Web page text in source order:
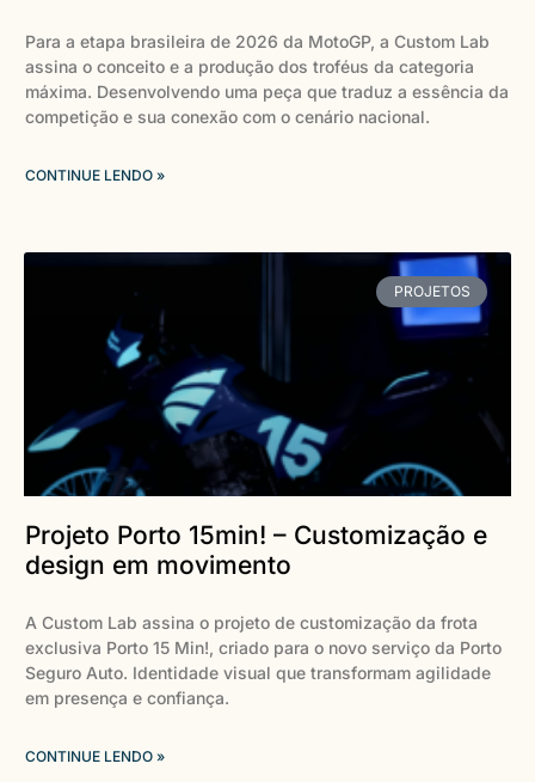
Para a etapa brasileira de 2026 da MotoGP, a Custom Lab
assina o conceito e a produção dos troféus da categoria
máxima. Desenvolvendo uma peça que traduz a essência da
competição e sua conexão com o cenário nacional.
CONTINUE LENDO »
PROJETOS
Projeto Porto 15min! – Customização e
design em movimento
A Custom Lab assina o projeto de customização da frota
exclusiva Porto 15 Min!, criado para o novo serviço da Porto
Seguro Auto. Identidade visual que transformam agilidade
em presença e confiança.
CONTINUE LENDO »